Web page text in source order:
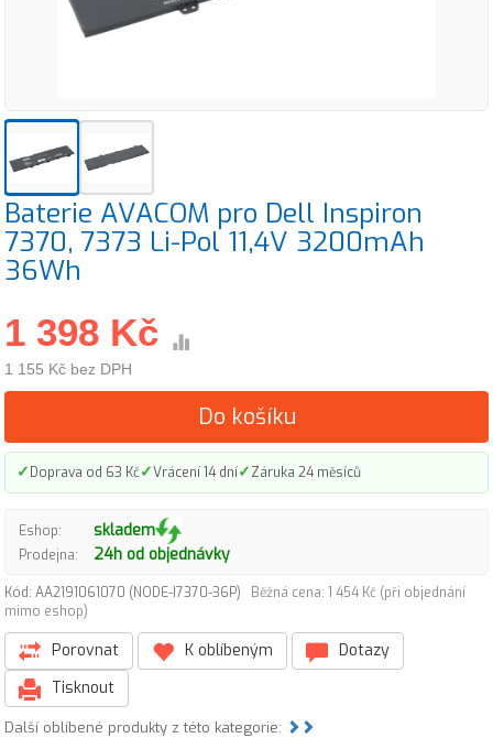
Baterie AVACOM pro Dell Inspiron
7370, 7373 Li-Pol 11,4V 3200mAh
36Wh
1 398 Kč
1 155 Kč bez DPH
Do košíku
✓Doprava od 63 Kč✓Vrácení 14 dní✓Záruka 24 měsíců
Eshop: skladem
Prodejna: 24h od objednávky
Kód: AA2191061070 (NODE-I7370-36P)
Běžná cena: 1 454 Kč (při objednání
mimo eshop)
Porovnat K oblíbeným
Dotazy
Tisknout
Další oblíbené produkty z této kategorie: